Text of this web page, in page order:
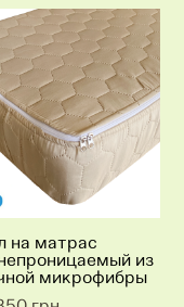
на матрас
из
микрофибры